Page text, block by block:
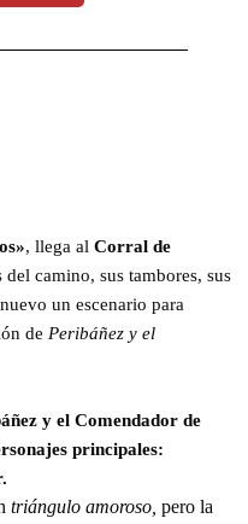
, llega al Corral de
del camino, sus tambores, sus
un escenario para
de Peribáñez y el
y el Comendador de
principales:
triángulo amoroso, pero la